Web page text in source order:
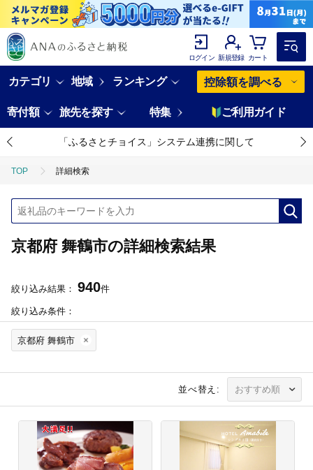
ログイン 新規登録 カート
カテゴリ 地域 ランキング 控除額を調べる
寄付額 旅先を探す 特集 ご利用ガイド
「ふるさとチョイス」システム連携に関して
TOP 詳細検索
京都府 舞鶴市の詳細検索結果
絞り込み結果： 940件
絞り込み条件：
京都府 舞鶴市
並べ替え: